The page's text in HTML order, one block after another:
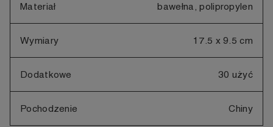
Materiał bawełna, polipropylen
Wymiary 17.5 x 9.5 cm
Dodatkowe 30 użyć
Pochodzenie Chiny